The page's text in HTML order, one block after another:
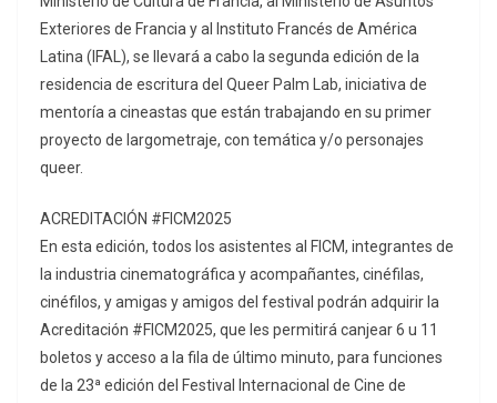
Exteriores de Francia y al Instituto Francés de América
Latina (IFAL), se llevará a cabo la segunda edición de la
residencia de escritura del Queer Palm Lab, iniciativa de
mentoría a cineastas que están trabajando en su primer
proyecto de largometraje, con temática y/o personajes
queer.
ACREDITACIÓN #FICM2025
En esta edición, todos los asistentes al FICM, integrantes de
la industria cinematográfica y acompañantes, cinéfilas,
cinéfilos, y amigas y amigos del festival podrán adquirir la
Acreditación #FICM2025, que les permitirá canjear 6 u 11
boletos y acceso a la fila de último minuto, para funciones
de la 23ª edición del Festival Internacional de Cine de